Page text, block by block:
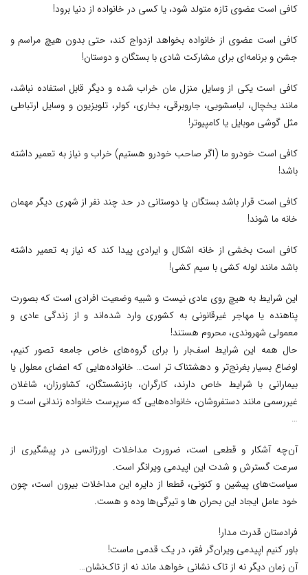
کافی است عضوی تازه متولد شود، یا کسی در خانواده از دنیا برود!
کافی است عضوی از خانواده بخواهد ازدواج کند، حتی بدون هیچ مراسم و
جشن و برنامه‌ای برای مشارکت شادی با بستگان و دوستان!
کافی است یکی از وسایل منزل مان خراب شده و دیگر قابل استفاده نباشد،
مانند یخچال، لباسشویی، جاروبرقی، بخاری، کولر، تلویزیون و وسایل ارتباطی
مثل گوشی موبایل یا کامپیوتر!
کافی است خودرو ما (اگر صاحب خودرو هستیم) خراب و نیاز به تعمیر داشته
باشد!
کافی است قرار باشد بستگان یا دوستانی در حد چند نفر از شهری دیگر مهمان
خانه ما شوند!
کافی است بخشی از خانه اشکال و ایرادی پیدا کند که نیاز به تعمیر داشته
باشد مانند لوله کشی با سیم کشی!
این شرایط به هیچ روی عادی نیست و شبیه وضعیت افرادی است که بصورت
پناهنده یا مهاجر غیرقانونی به کشوری وارد شده‌اند و از زندگی عادی و
معمولی شهروندی، محروم هستند!
حال همه‌ این شرایط اسف‌بار را برای گروه‌های خاص جامعه تصور کنیم،
اوضاع بسیار بغرنج‌تر و دهشتناک تر است… خانواده‌هایی که اعضای معلول یا
بیمارانی با شرایط خاص دارند، کارگران، بازنشستگان، کشاورزان، شاغلان
غیررسمی مانند دستفروشان، خانواده‌هایی که سرپرست خانواده زندانی است و
…
آن‌چه آشکار و قطعی است، ضرورت مداخلات اورژانسی در پیشگیری از
سرعت گسترش و شدت این اپیدمی ویرانگر است.
سیاست‌های پیشین و کنونی، قطعا از دایره این مداخلات بیرون است، چون
خود عامل ایجاد این بحران ‌ها و تیرگی‌ها وده و هست.
فرادستان قدرت مدار!
باور کنیم اپیدمی ویران‌گر فقر، در یک قدمی ماست!
آن زمان دیگر نه از تاک نشانی خواهد ماند نه از تاک‌نشان…